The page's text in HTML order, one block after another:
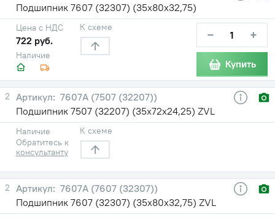
Подшипник 7607 (32307) (35х80х32,75)
Наличие
Цена с НДС
722 руб.
К схеме − +
Купить
2
7607А (7507 (32207))
Подшипник 7507 (32207) (35х72х24,25) ZVL
Наличие
Обратитесь к
консультанту
К схеме
2
7607А (7607 (32307))
Подшипник 7607 (32307) (35х80х32,75) ZVL